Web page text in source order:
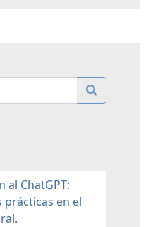
al ChatGPT:
prácticas en el